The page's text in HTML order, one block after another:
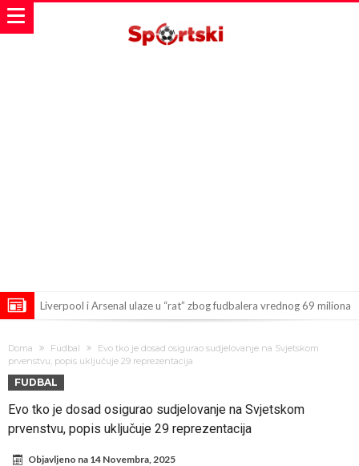
Liverpool i Arsenal ulaze u “rat” zbog fudbalera vrednog 69 miliona
fudbaler Barcelone
Engleski reprezentativac optužen za napad u noćnom klubu
Suđenje o smrti Maradone: Noge su mu bile natečene, nije se hteo
oprati
Ko je pomogao Rodriju da odabere Barselonu?
Doma Fudbal
Evo tko je dosad osigurao sudjelovanje na Svjetskom
prvenstvu, popis uključuje 29 reprezentacija
FUDBAL
Evo tko je dosad osigurao sudjelovanje na Svjetskom
prvenstvu, popis uključuje 29 reprezentacija
Objavljeno na 14 Novembra, 2025